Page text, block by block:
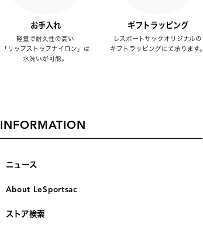
お手入れ
軽量で耐久性の高い
「リップストップナイロン」は
水洗いが可能。
ギフトラッピング
レスポートサックオリジナルの
ギフトラッピングにて承ります。
INFORMATION
ニュース
About LeSportsac
ストア検索